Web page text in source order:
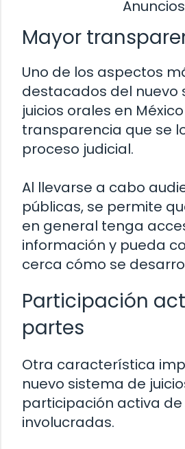
Anuncios
Mayor
Uno de los aspectos
destacados del nuevo
juicios orales en
transparencia que se
proceso judicial.
Al llevarse a cabo
públicas, se permite
en general tenga
información y pueda
cerca cómo se
Participación
partes
Otra característica
nuevo sistema de
participación activa
involucradas.